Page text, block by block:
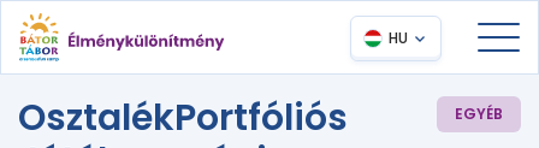
HU
OsztalékPortfóliós
EGYÉB